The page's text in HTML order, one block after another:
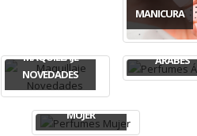
MANICURA
MAQUILLAJE
NOVEDADES
PERFUMES
ÁRABES
PERFUMES
MUJER